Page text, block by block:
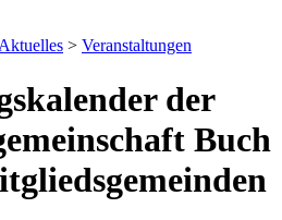
Aktuelles > Veranstaltungen
der
Buch